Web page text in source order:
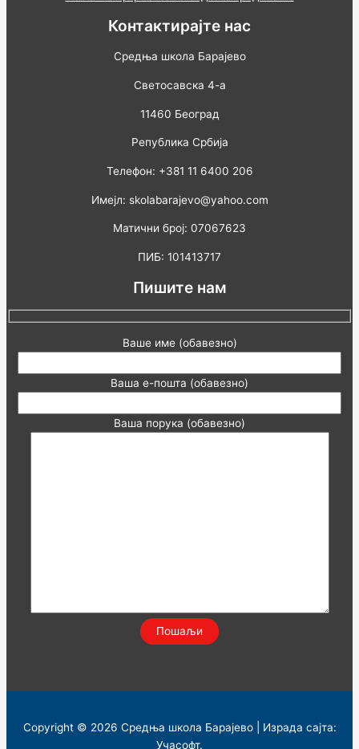
Контактирајте нас
Средња школа Барајево
Светосавска 4-а
11460 Београд
Република Србија
Телефон: +381 11 6400 206
Имејл: skolabarajevo@yahoo.com
Матични број: 07067623
ПИБ: 101413717
Пишите нам
Ваше име (обавезно)
Ваша е-пошта (обавезно)
Ваша порука (обавезно)
Copyright © 2026 Средња школа Барајево | Израда сајта:
Учасофт.